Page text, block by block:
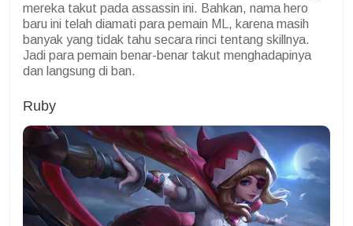
mereka takut pada assassin ini. Bahkan, nama hero
baru ini telah diamati para pemain ML, karena masih
banyak yang tidak tahu secara rinci tentang skillnya.
Jadi para pemain benar-benar takut menghadapinya
dan langsung di ban.
Ruby